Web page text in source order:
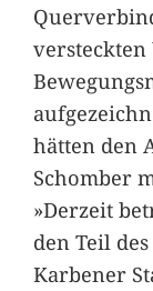
hätten den
Schomber
»Derzeit
den Teil
Karbener